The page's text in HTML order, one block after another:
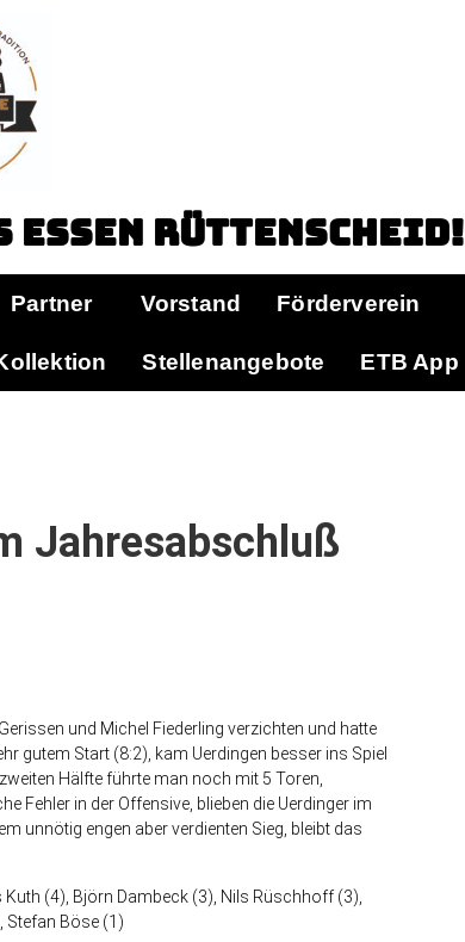
Rüttenscheid!
Partner Vorstand Förderverein
Stellenangebote ETB App
Jahresabschluß
und Michel Fiederling verzichten und hatte
gutem Start (8:2), kam Uerdingen besser ins Spiel
Hälfte führte man noch mit 5 Toren,
Fehler in der Offensive, blieben die Uerdinger im
unnötig engen aber verdienten Sieg, bleibt das
(4), Björn Dambeck (3), Nils Rüschhoff (3),
Stefan Böse (1)